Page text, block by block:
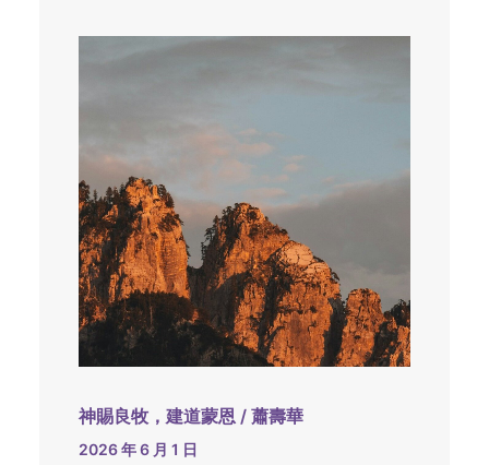
神賜良牧，建道蒙恩 / 蕭壽華
2026 年 6 月 1 日